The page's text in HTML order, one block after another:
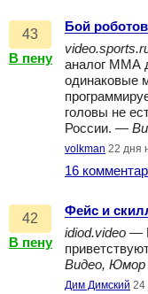
43
В пену
Бой
аналог ММА
одинаковые
головы не
России. —
volkman 22 дня
16
42
В пену
Фейс и
idiod.video —
Видео, Юмор
Дим Димский 24